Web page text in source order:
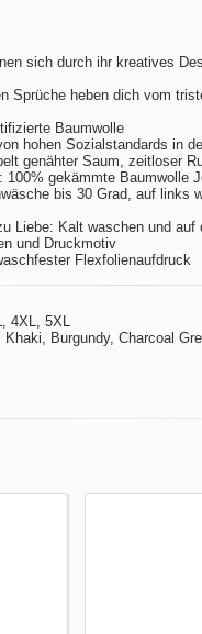
sich durch ihr kreatives
Sprüche heben dich vom
Baumwolle
hohen Sozialstandards in
genähter Saum, zeitloser
100% gekämmte Baumwolle
bis 30 Grad, auf links
Liebe: Kalt waschen und
und Druckmotiv
Flexfolienaufdruck
5XL
Burgundy, Charcoal